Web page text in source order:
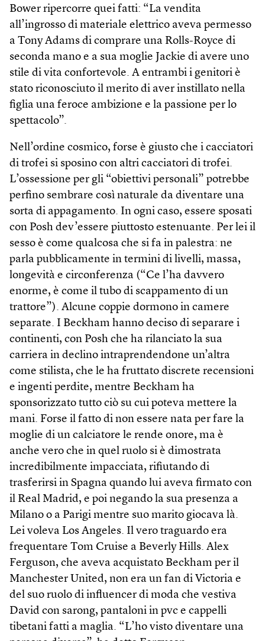
Bower ripercorre quei fatti: “La vendita
all’ingrosso di materiale elettrico aveva permesso
a Tony Adams di comprare una Rolls-Royce di
seconda mano e a sua moglie Jackie di avere uno
stile di vita confortevole. A entrambi i genitori è
stato riconosciuto il merito di aver instillato nella
figlia una feroce ambizione e la passione per lo
spettacolo”.
Nell’ordine cosmico, forse è giusto che i cacciatori
di trofei si sposino con altri cacciatori di trofei.
L’ossessione per gli “obiettivi personali” potrebbe
perfino sembrare così naturale da diventare una
sorta di appagamento. In ogni caso, essere sposati
con Posh dev’essere piuttosto estenuante. Per lei il
sesso è come qualcosa che si fa in palestra: ne
parla pubblicamente in termini di livelli, massa,
longevità e circonferenza (“Ce l’ha davvero
enorme, è come il tubo di scappamento di un
trattore”). Alcune coppie dormono in camere
separate. I Beckham hanno deciso di separare i
continenti, con Posh che ha rilanciato la sua
carriera in declino intraprendendone un’altra
come stilista, che le ha fruttato discrete recensioni
e ingenti perdite, mentre Beckham ha
sponsorizzato tutto ciò su cui poteva mettere la
mani. Forse il fatto di non essere nata per fare la
moglie di un calciatore le rende onore, ma è
anche vero che in quel ruolo si è dimostrata
incredibilmente impacciata, rifiutando di
trasferirsi in Spagna quando lui aveva firmato con
il Real Madrid, e poi negando la sua presenza a
Milano o a Parigi mentre suo marito giocava là.
Lei voleva Los Angeles. Il vero traguardo era
frequentare Tom Cruise a Beverly Hills. Alex
Ferguson, che aveva acquistato Beckham per il
Manchester United, non era un fan di Victoria e
del suo ruolo di influencer di moda che vestiva
David con sarong, pantaloni in pvc e cappelli
tibetani fatti a maglia. “L’ho visto diventare una